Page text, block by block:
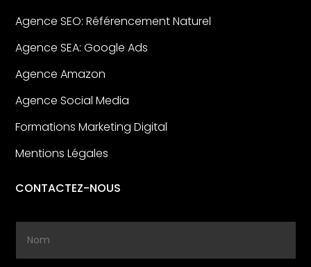
Agence SEO: Référencement Naturel
Agence SEA: Google Ads
Agence Amazon
Agence Social Media
Formations Marketing Digital
Mentions Légales
CONTACTEZ-NOUS